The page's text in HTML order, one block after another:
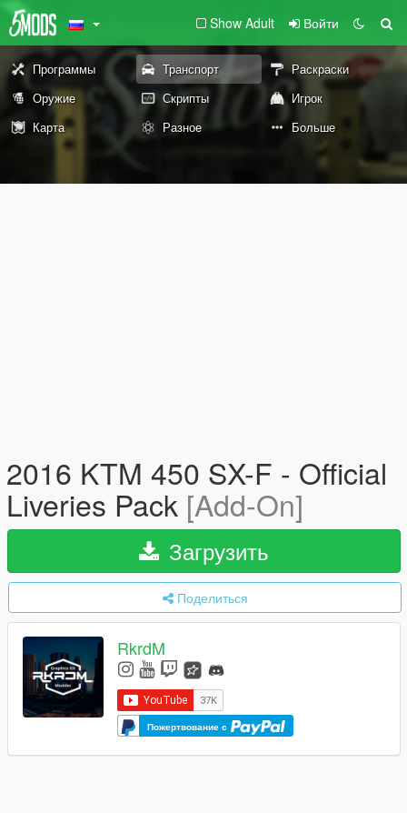
Show Adult Войти
Программы Транспорт
Раскраски
Оружие
Скрипты
Игрок
Карта
Разное Больше
2016 KTM 450 SX-F - Official
Liveries Pack [Add-On]
Загрузить
Поделиться
RkrdM
Пожертвование с